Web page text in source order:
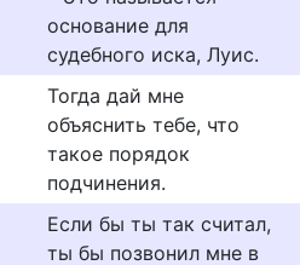
основание для
судебного иска, Луис.
Тогда дай мне
объяснить тебе, что
такое порядок
подчинения.
Если бы ты так считал,
ты бы позвонил мне в